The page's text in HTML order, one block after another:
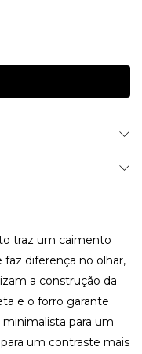
traz um caimento
diferença no olhar,
a construção da
e o forro garante
para um
um contraste mais